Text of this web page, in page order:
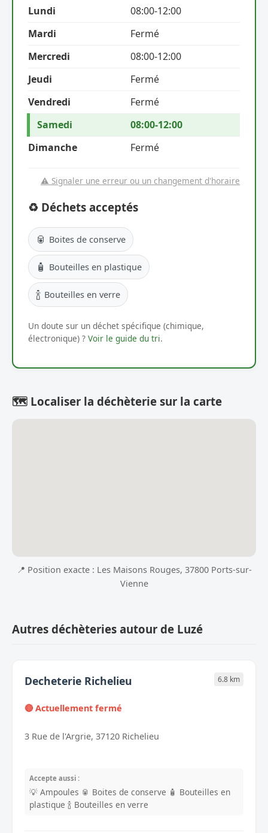
Lundi
08:00-12:00
Mardi
Fermé
Mercredi
08:00-12:00
Jeudi
Fermé
Vendredi
Fermé
Samedi
08:00-12:00
Dimanche
Fermé
⚠️ Signaler une erreur ou un changement d'horaire
♻️ Déchets acceptés
🥫 Boites de conserve
🧴 Bouteilles en plastique
🍾 Bouteilles en verre
Un doute sur un déchet spécifique (chimique,
électronique) ? Voir le guide du tri.
🗺️ Localiser la déchèterie sur la carte
📍 Position exacte : Les Maisons Rouges, 37800 Ports-sur-
Vienne
Autres déchèteries autour de Luzé
Decheterie Richelieu 6.8 km
🔴 Actuellement fermé
3 Rue de l'Argrie, 37120 Richelieu
Accepte aussi :
💡 Ampoules 🥫 Boites de conserve 🧴 Bouteilles en
plastique 🍾 Bouteilles en verre